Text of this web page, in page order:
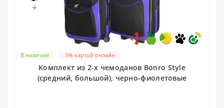
В наличии
+
-5% картой онлайн
Комплект из 2-х чемоданов Bonro Style
(средний, большой), черно-фиолетовые